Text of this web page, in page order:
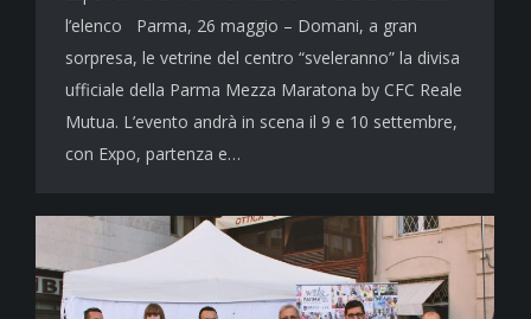
l’elenco Parma, 26 maggio – Domani, a gran
sorpresa, le vetrine del centro “sveleranno” la divisa
ufficiale della Parma Mezza Maratona by CFC Reale
Mutua. L’evento andrà in scena il 9 e 10 settembre,
con Expo, partenza e…